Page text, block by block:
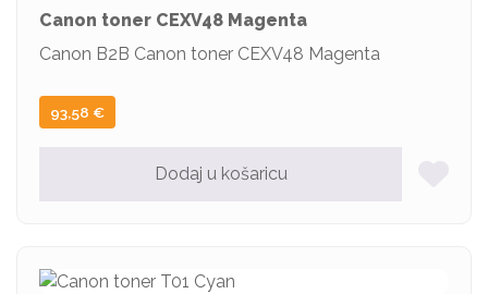
Canon toner CEXV48 Magenta
Canon B2B Canon toner CEXV48 Magenta
93,58 €
Dodaj u košaricu